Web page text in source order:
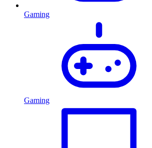
Gaming
Gaming